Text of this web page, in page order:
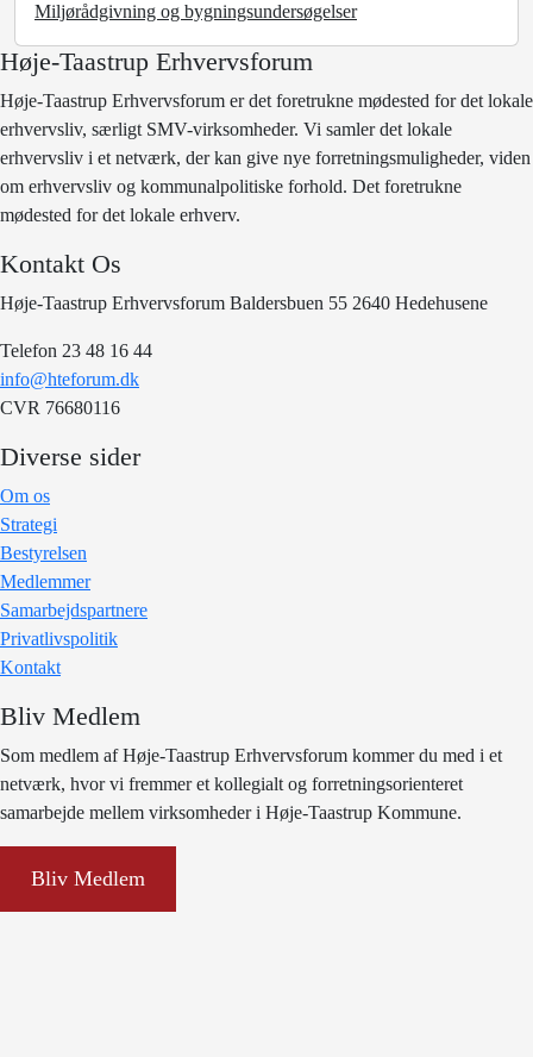
Miljørådgivning og bygningsundersøgelser
Høje-Taastrup Erhvervsforum
Høje-Taastrup Erhvervsforum er det foretrukne mødested for det lokale
erhvervsliv, særligt SMV-virksomheder. Vi samler det lokale
erhvervsliv i et netværk, der kan give nye forretningsmuligheder, viden
om erhvervsliv og kommunalpolitiske forhold. Det foretrukne
mødested for det lokale erhverv.
Kontakt Os
Høje-Taastrup Erhvervsforum Baldersbuen 55 2640 Hedehusene
Telefon 23 48 16 44
info@hteforum.dk
CVR 76680116
Diverse sider
Om os
Strategi
Bestyrelsen
Medlemmer
Samarbejdspartnere
Privatlivspolitik
Kontakt
Bliv Medlem
Som medlem af Høje-Taastrup Erhvervsforum kommer du med i et
netværk, hvor vi fremmer et kollegialt og forretningsorienteret
samarbejde mellem virksomheder i Høje-Taastrup Kommune.
Bliv Medlem